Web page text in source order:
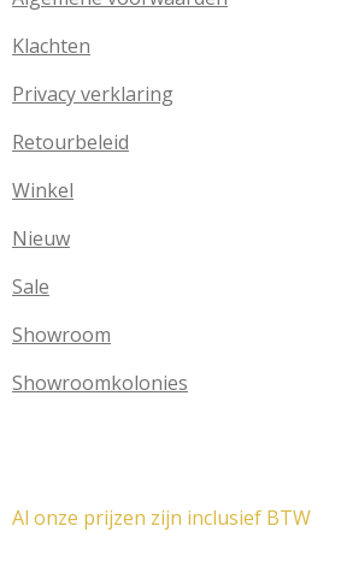
Klachten
Privacy verklaring
Retourbeleid
Winkel
Nieuw
Sale
Showroom
Showroomkolonies
Al onze prijzen zijn inclusief BTW